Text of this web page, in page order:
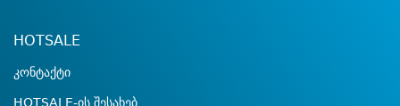
HOTSALE
კონტაქტი
HOTSALE-ის შესახებ